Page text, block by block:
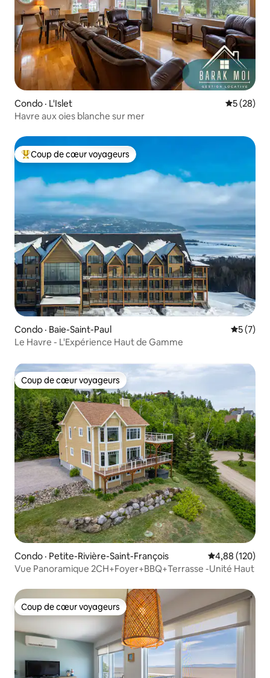
Condo · L'Islet Note
5 (28)
Havre aux oies blanche sur mer
Coup de cœur voyageurs parmi les plus aimés
Coup de cœur voyageurs
Condo · Baie-Saint-Paul Note
5 (7)
Le Havre - L'Expérience Haut de Gamme
Coup de cœur voyageurs
Coup de cœur voyageurs
Condo · Petite-Rivière-Saint-François Note
4,88 (120)
Vue Panoramique 2CH+Foyer+BBQ+Terrasse -Unité Haut
Coup de cœur voyageurs
Coup de cœur voyageurs